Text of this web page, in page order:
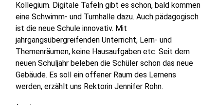
Kollegium. Digitale Tafeln gibt es schon, bald kommen
eine Schwimm- und Turnhalle dazu. Auch pädagogisch
ist die neue Schule innovativ. Mit
jahrgangsübergreifenden Unterricht, Lern- und
Themenräumen, keine Hausaufgaben etc. Seit dem
neuen Schuljahr beleben die Schüler schon das neue
Gebäude. Es soll ein offener Raum des Lernens
werden, erzählt uns Rektorin Jennifer Rohn.